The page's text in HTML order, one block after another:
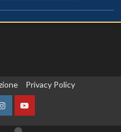
Privacy Policy
InstagramYouTube